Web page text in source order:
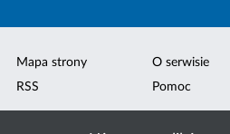
Mapa strony
RSS
O serwisie
Pomoc